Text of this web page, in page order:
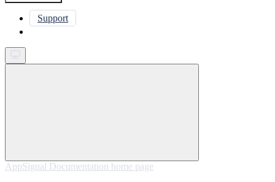
Support
AppSignal Documentation home page